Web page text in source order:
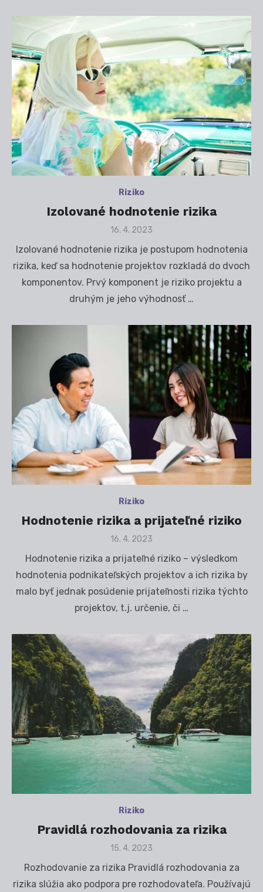
Riziko
Izolované hodnotenie rizika
Posted
16. 4. 2023
Izolované hodnotenie rizika je postupom hodnotenia
rizika, keď sa hodnotenie projektov rozkladá do dvoch
komponentov. Prvý komponent je riziko projektu a
druhým je jeho výhodnosť …
Riziko
Hodnotenie rizika a prijateľné riziko
Posted
16. 4. 2023
Hodnotenie rizika a prijateľné riziko – výsledkom
hodnotenia podnikateľských projektov a ich rizika by
malo byť jednak posúdenie prijateľnosti rizika týchto
projektov, t.j. určenie, či …
Riziko
Pravidlá rozhodovania za rizika
Posted
15. 4. 2023
Rozhodovanie za rizika Pravidlá rozhodovania za
rizika slúžia ako podpora pre rozhodovateľa. Používajú